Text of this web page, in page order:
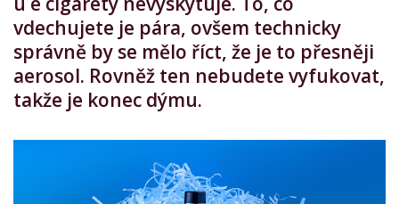
vdechujete je pára, ovšem technicky
správně by se mělo říct, že je to přesněji
aerosol. Rovněž ten nebudete vyfukovat,
takže je konec dýmu.